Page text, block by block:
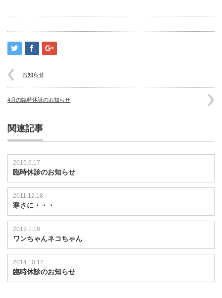
お知らせ
4月の臨時休診のお知らせ
関連記事
2015.6.17
臨時休診のお知らせ
2011.12.18
寒さに・・・
2012.1.18
ワンちゃんネコちゃん
2014.10.12
臨時休診のお知らせ